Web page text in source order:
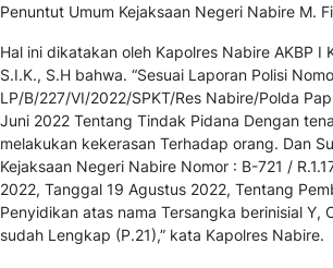
Penuntut Umum Kejaksaan Negeri Nabire M.
Hal ini dikatakan oleh Kapolres Nabire AKBP I
S.I.K., S.H bahwa. “Sesuai Laporan Polisi
LP/B/227/VI/2022/SPKT/Res Nabire/Polda
Juni 2022 Tentang Tindak Pidana Dengan
melakukan kekerasan Terhadap orang. Dan
Kejaksaan Negeri Nabire Nomor : B-721 /
2022, Tanggal 19 Agustus 2022, Tentang
Penyidikan atas nama Tersangka berinisial Y,
sudah Lengkap (P.21),” kata Kapolres Nabire.